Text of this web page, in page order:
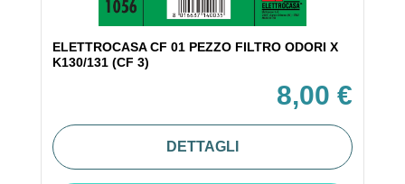
ELETTROCASA CF 01 PEZZO FILTRO ODORI X
K130/131 (CF 3)
8,00 €
DETTAGLI